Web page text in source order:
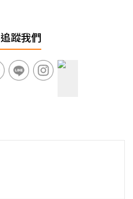
追蹤我們